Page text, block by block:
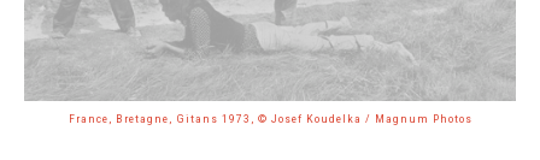
France, Bretagne, Gitans 1973, © Josef Koudelka / Magnum Photos